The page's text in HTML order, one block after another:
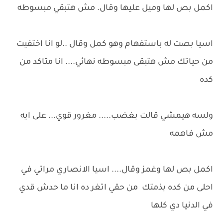
اكمل بص لها وميل عليها وقال. مش هتبقي مبسوطه
اسيا بصت له باستفهام وهو كمل وقال ..لو انا اختفيت
من حياتك مش هتبقى مبسوطه نهائي.... انا متاكد من
كده
ولسه هيمشي قالت بغضب..... مغرور قوي... على ايه
مش فاهمه
اكمل بص لها وغمز وقال.... اسيا الانصاري مراتي في
احلى من كده بذمتك من حقي اتغر ده انا ما حدش قدي
في الدنيا دي كلها